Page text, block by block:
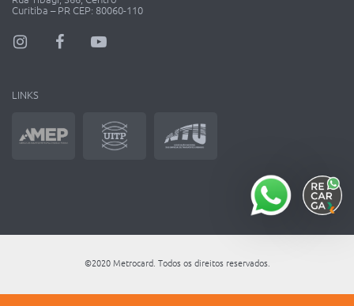
Curitiba – PR CEP: 80060-110
LINKS
©2020 Metrocard. Todos os direitos reservados.